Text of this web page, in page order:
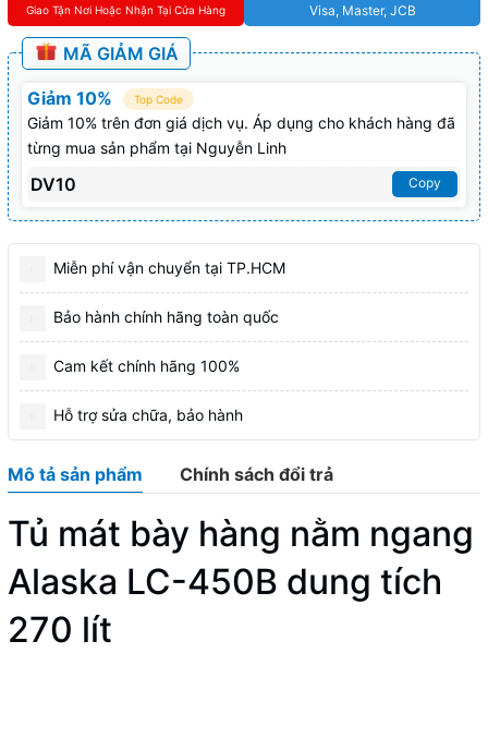
Giao Tận Nơi Hoặc Nhận Tại Cửa Hàng Visa, Master, JCB
MÃ GIẢM GIÁ
Giảm 10% Top Code
Giảm 10% trên đơn giá dịch vụ. Áp dụng cho khách hàng đã
từng mua sản phẩm tại Nguyễn Linh
DV10 Copy
Miễn phí vận chuyển tại TP.HCM
Bảo hành chính hãng toàn quốc
Cam kết chính hãng 100%
Hỗ trợ sửa chữa, bảo hành
Mô tả sản phẩm Chính sách đổi trả
Tủ mát bày hàng nằm ngang
Alaska LC-450B dung tích
270 lít